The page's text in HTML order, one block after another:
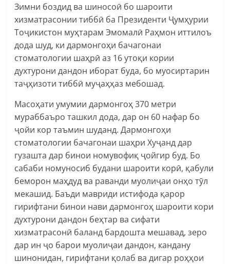
Зимни боздид ва шиносоӣ бо шароити
хизматрасонии тиббӣ ба Президенти Ҷумҳурии
Тоҷикистон муҳтарам Эмомалӣ Раҳмон иттилоъ
дода шуд, ки дармонгоҳи бачагонаи
стоматологии шаҳрӣ аз 16 утоқи кории
духтурони дандон иборат буда, бо муосиртарин
таҷҳизоти тиббӣ муҷаҳҳаз мебошад.
Масоҳати умумии дармонгоҳ 370 метри
мураббаъро ташкил дода, дар он 60 нафар бо
ҷойи кор таъмин шуданд. Дармонгоҳи
стоматологии бачагонаи шаҳри Хуҷанд дар
гузашта дар бинои номувофиқ ҷойгир буд. Бо
сабаби номуносиб будани шароити корӣ, қабули
беморон маҳдуд ва раванди муолиҷаи онҳо тӯл
мекашид. Баъди мавриди истифода қарор
гирифтани бинои нави дармонгоҳ шароити кори
духтурони дандон беҳтар ва сифати
хизматрасонӣ баланд бардошта мешавад, зеро
дар ин ҷо барои муолиҷаи дандон, кандану
шинонидан, гирифтани қолаб ва дигар роҳҳои